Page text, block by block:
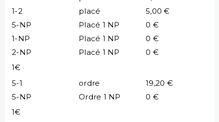
1-2
placé
5,00 €
5-NP
Placé 1 NP
0 €
1-NP
Placé 1 NP
0 €
2-NP
Placé 1 NP
0 €
1€
5-1
ordre
19,20 €
5-NP
Ordre 1 NP
0 €
1€